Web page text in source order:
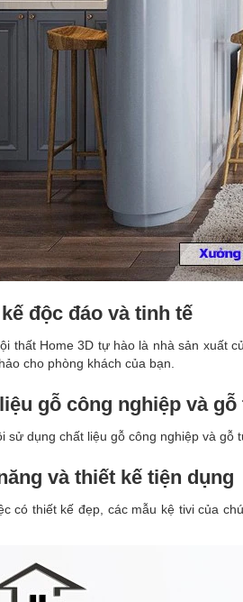
độc đáo và tinh tế
thất Home 3D tự hào là nhà sản xuất
cho phòng khách của bạn.
gỗ công nghiệp và
sử dụng chất liệu gỗ công nghiệp và
và thiết kế tiện dụng
có thiết kế đẹp, các mẫu kệ tivi của